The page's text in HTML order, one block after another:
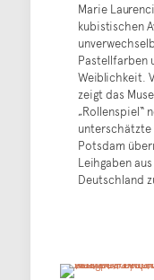
Marie
kubistischen
Pastellfarben
Weiblichkeit.
zeigt das
„Rollenspiel“
unterschätzte
Potsdam
Leihgaben
Deutschland